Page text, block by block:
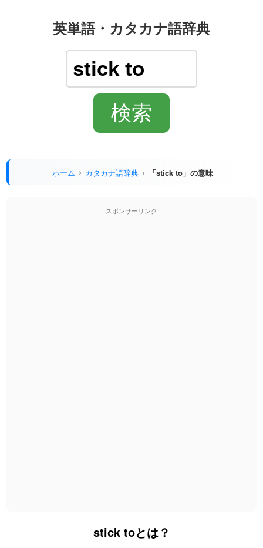
英単語・カタカナ語辞典
ホーム カタカナ語辞典 「stick to」の意味
スポンサーリンク
stick toとは？